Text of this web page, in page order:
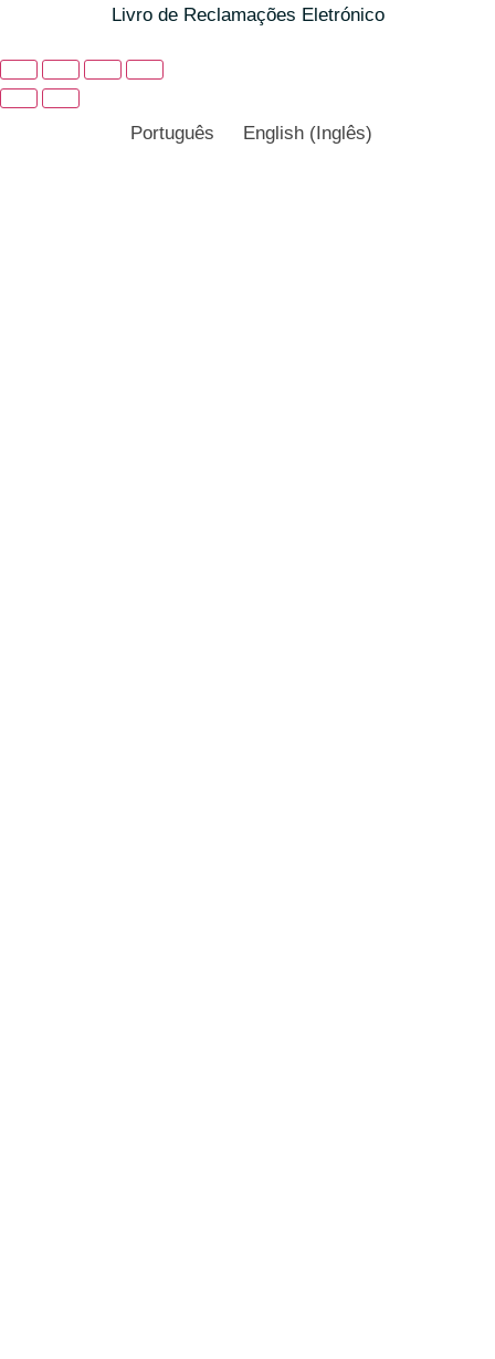
Livro de Reclamações Eletrónico
Português English ( Inglês)